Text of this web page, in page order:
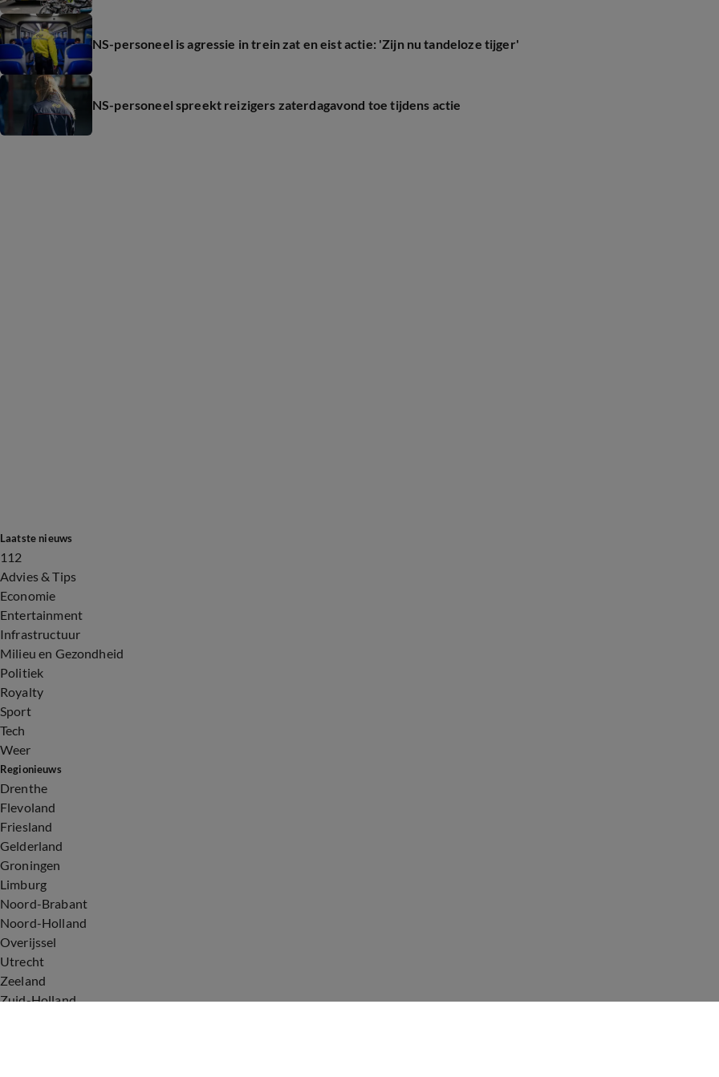
NS-personeel is agressie in trein zat en eist actie: 'Zijn nu tandeloze tijger'
NS-personeel spreekt reizigers zaterdagavond toe tijdens actie
Laatste nieuws
112
Advies & Tips
Economie
Entertainment
Infrastructuur
Milieu en Gezondheid
Politiek
Royalty
Sport
Tech
Weer
Regionieuws
Drenthe
Flevoland
Friesland
Gelderland
Groningen
Limburg
Noord-Brabant
Noord-Holland
Overijssel
Utrecht
Zeeland
Zuid-Holland